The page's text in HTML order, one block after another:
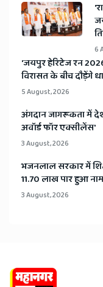
6
​'जयपुर हेरिटेज रन
विरासत के बीच दौड़ेंगे
5 August, 2026
अंगदान जागरूकता में
अवॉर्ड फॉर एक्सीलेंस'
3 August, 2026
भजनलाल सरकार में
11.70 लाख पार हुआ
3 August, 2026